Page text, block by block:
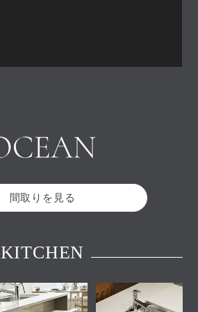
間取りを見る
KITCHEN